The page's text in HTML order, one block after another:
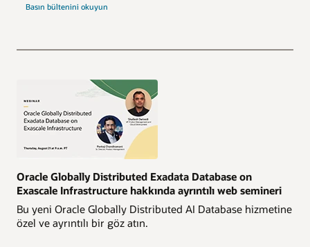
Basın bültenini okuyun
Oracle Globally Distributed Exadata Database on
Exascale Infrastructure hakkında ayrıntılı web semineri
Bu yeni Oracle Globally Distributed AI Database hizmetine
özel ve ayrıntılı bir göz atın.